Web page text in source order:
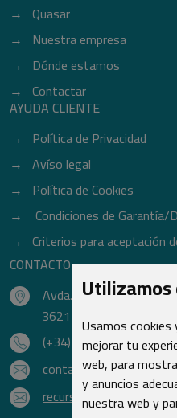
Usamos
mejorar tu
web, para
y anuncios
nuestra web y
Quasar
Nuestra empresa
Dónde estamos
Contactar
AYUDA CLIENTE
Política de Privacidad
Avíso legal
Política de Cookies
Condiciones de Garantía/
Criterios para aceptación
CONTACTO
Avda. do Freixo -
36214 Vigo -
(+34) 986 48 16 33
contacto@qsr.es